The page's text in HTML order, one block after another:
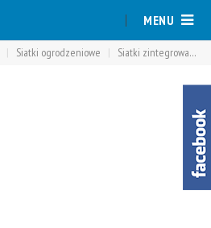
MENU
| Siatki ogrodzeniowe | Siatki zintegrowane